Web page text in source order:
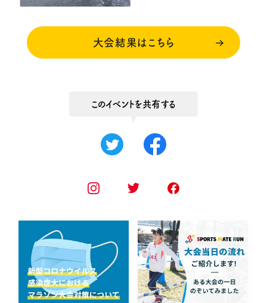
大会結果はこちら
このイベントを共有する